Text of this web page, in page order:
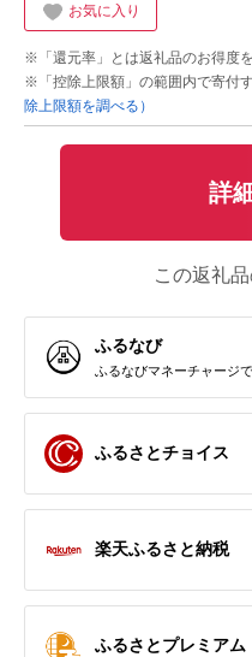
お気に入り
※「還元率」とは返礼品のお得度
※「控除上限額」の範囲内で寄付
除上限額を調べる）
詳
この返礼
ふるなび
ふるなびマネーチャージ
ふるさとチョイス
楽天ふるさと納税
ふるさとプレミアム